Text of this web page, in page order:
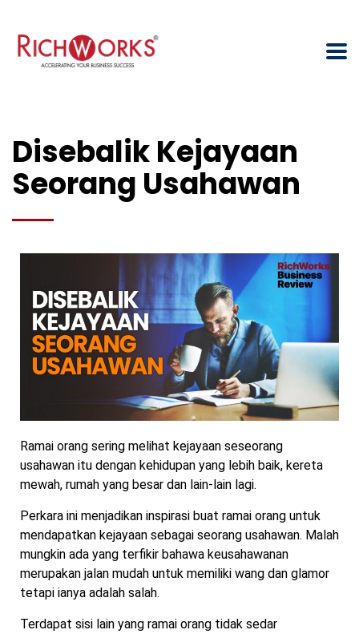
Disebalik Kejayaan
Seorang Usahawan
Ramai orang sering melihat kejayaan seseorang
usahawan itu dengan kehidupan yang lebih baik, kereta
mewah, rumah yang besar dan lain-lain lagi.
Perkara ini menjadikan inspirasi buat ramai orang untuk
mendapatkan kejayaan sebagai seorang usahawan. Malah
mungkin ada yang terfikir bahawa keusahawanan
merupakan jalan mudah untuk memiliki wang dan glamor
tetapi ianya adalah salah.
Terdapat sisi lain yang ramai orang tidak sedar